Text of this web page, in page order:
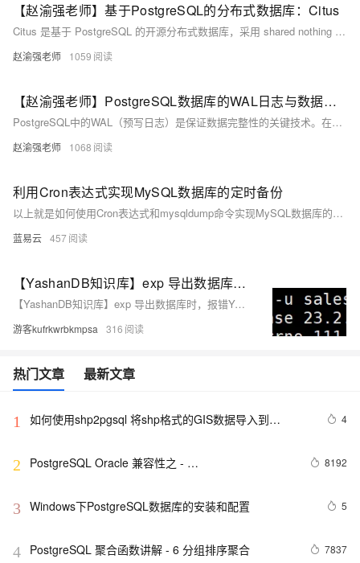
【赵渝强老师】基于PostgreSQL的分布式数据库：Citus
Citus 是基于 PostgreSQL 的开源分布式数据库，采用 shared nothing 架构，具备良好的扩展性。它以插件形式集成，部署简单，适用于处理大规模数据和高并发场景。本文介绍了 Citus 的基础概念、安装配置步骤及其在单机环境下的集群搭建方法。
赵渝强老师 1059
【赵渝强老师】PostgreSQL数据库的WAL日志与数据写入的过程
PostgreSQL中的WAL（预写日志）是保证数据完整性的关键技术。在数据修改前，系统会先将日志写入WAL，确保宕机时可通过日志恢复数据。它减少了磁盘I/O，提升了性能，并支持手动切换日志文件。WAL文件默认存储在pg_wal目录下，采用16进制命名规则。此外，PostgreSQL提供pg_waldump工具解析日志内容。
赵渝强老师 1068
利用Cron表达式实现MySQL数据库的定时备份
以上就是如何使用Cron表达式和mysqldump命令实现MySQL数据库的定时备份。这种方法的优点是简单易用，而且可以根据需要定制备份的时间和频率。但是，它也有一些限制，例如，它不能备份MySQL服务器的配置文件和用户账户信息，也不能实现增量备份。如果需要更复杂的备份策略，可能需要使用专门的备份工具或服务。
蓝易云 457
【YashanDB知识库】exp 导出数据库时，报错YAS-00402
【YashanDB知识库】exp 导出数据库时，报错YAS-00402
游客kufrkwrbkmpsa 316
热门文章 最新文章
1
如何使用shp2pgsql 将shp格式的GIS数据导入到
4
2
PostgreSQL Oracle 兼容性之 -
8192
3 Windows下PostgreSQL数据库的安装和配置 5
4 PostgreSQL 聚合函数讲解 - 6 分组排序聚合 7837